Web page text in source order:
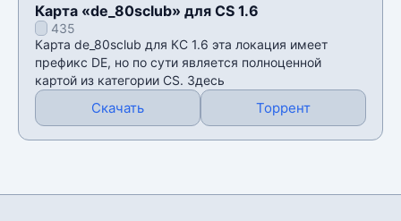
Карта «de_80sclub» для CS 1.6
435
Карта de_80sclub для КС 1.6 эта локация имеет
префикс DE, но по сути является полноценной
картой из категории CS. Здесь
Скачать Торрент